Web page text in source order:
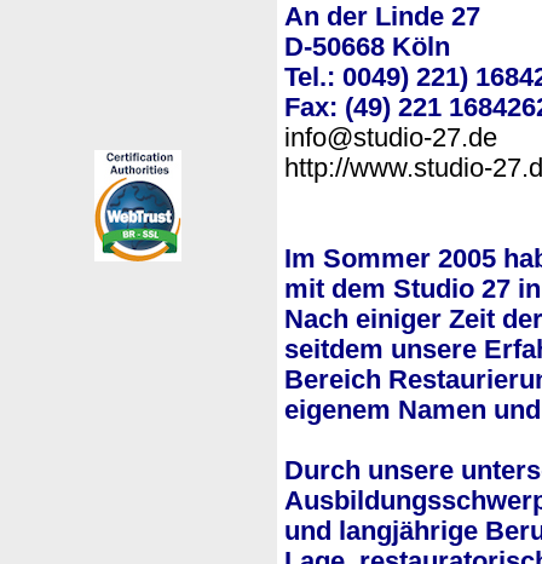
An der Linde 27
D-50668 Köln
Tel.: 0049) 221)
Fax: (49) 221
info@studio-27.de
http://www.studio-
Im Sommer 2005
mit dem Studio 27
Nach einiger Zeit
seitdem unsere
Bereich
eigenem Namen
Durch unsere
und langjährige